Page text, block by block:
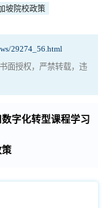
坡院校政策
29274_56.html
面授权，严禁转载，违
字化转型课程学习
策